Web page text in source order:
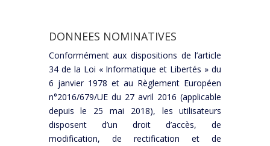
DONNEES NOMINATIVES
Conformément aux dispositions de l’article
34 de la Loi « Informatique et Libertés » du
6 janvier 1978 et au Règlement Européen
n°2016/679/UE du 27 avril 2016 (applicable
depuis le 25 mai 2018), les utilisateurs
disposent d’un droit d’accès, de
modification, de rectification et de